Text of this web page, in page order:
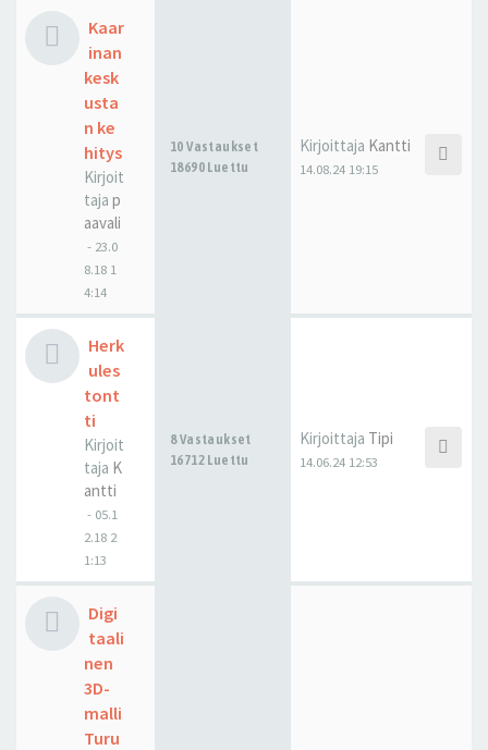
Kaar
inan
kesk
usta
n ke
hitys
Kirjoit
taja p
aavali
- 23.0
8.18 1
4:14
10 Vastaukset
18690 Luettu
Kirjoittaja Kantti
14.08.24 19:15
Herk
ules
tont
ti
Kirjoit
taja K
antti
- 05.1
2.18 2
1:13
8 Vastaukset
16712 Luettu
Kirjoittaja Tipi
14.06.24 12:53
Digi
taali
nen
3D-
malli
Turu